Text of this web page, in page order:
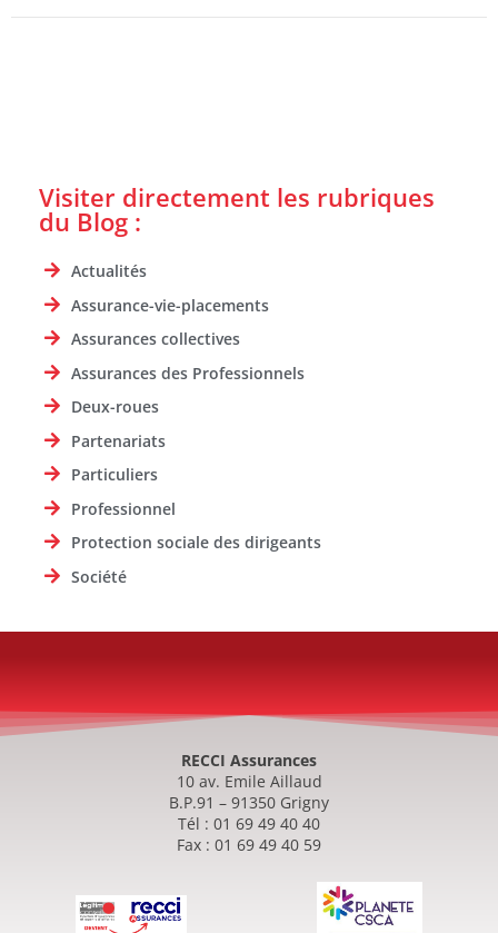
Visiter directement les rubriques
du Blog :
Actualités
Assurance-vie-placements
Assurances collectives
Assurances des Professionnels
Deux-roues
Partenariats
Particuliers
Professionnel
Protection sociale des dirigeants
Société
RECCI Assurances
10 av. Emile Aillaud
B.P.91 – 91350 Grigny
Tél : 01 69 49 40 40
Fax : 01 69 49 40 59